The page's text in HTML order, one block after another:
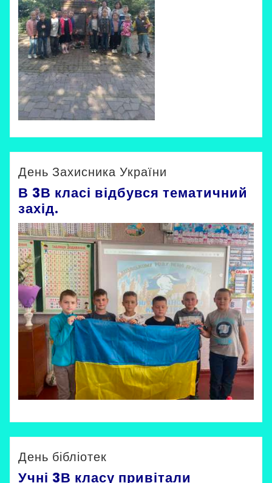
Uncategorized
Невірна Ірина
День Захисника України
В 3В класі відбувся тематичний
захід.
Uncategorized
Невірна Ірина
День бібліотек
Учні 3В класу привітали